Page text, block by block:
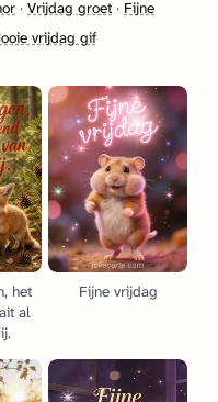
· Vrijdag groet · Fijne
vrijdag gif
het
al
Fijne vrijdag